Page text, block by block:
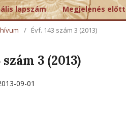
lapszám Megjelenés előtt
/ Évf. 143 szám 3 (2013)
szám 3 (2013)
09-01